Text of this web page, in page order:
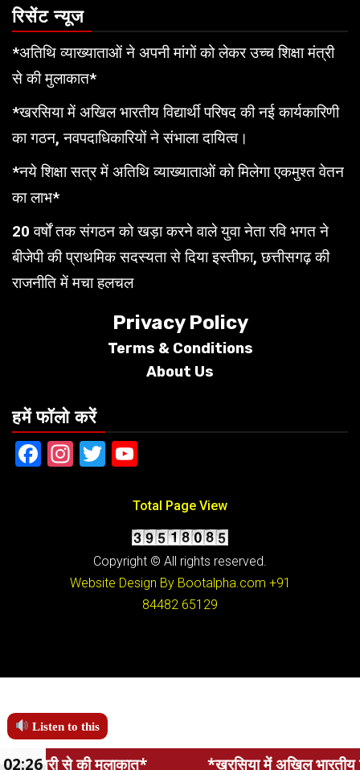
रिसेंट न्यूज
*अतिथि व्याख्याताओं ने अपनी मांगों को लेकर उच्च शिक्षा मंत्री
से की मुलाकात*
*खरसिया में अखिल भारतीय विद्यार्थी परिषद की नई कार्यकारिणी
का गठन, नवपदाधिकारियों ने संभाला दायित्व।
*नये शिक्षा सत्र में अतिथि व्याख्याताओं को मिलेगा एकमुश्त वेतन
का लाभ*
20 वर्षों तक संगठन को खड़ा करने वाले युवा नेता रवि भगत ने
बीजेपी की प्राथमिक सदस्यता से दिया इस्तीफा, छत्तीसगढ़ की
राजनीति में मचा हलचल
Privacy Policy
Terms & Conditions
About Us
हमें फॉलो करें
Facebook
Instagram
Twitter
Total Page View
Copyright © All rights reserved.
Website Design By Bootalpha.com +91
84482 65129
Listen to this
*खरसिया में अखिल भारतीय विद्यार्थी परिषद की नई
02:26